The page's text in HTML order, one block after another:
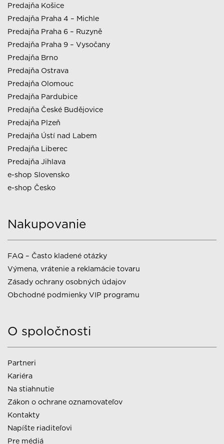
Predajňa Košice
Predajňa Praha 4 – Michle
Predajňa Praha 6 – Ruzyně
Predajňa Praha 9 – Vysočany
Predajňa Brno
Predajňa Ostrava
Predajňa Olomouc
Predajňa Pardubice
Predajňa České Budějovice
Predajňa Plzeň
Predajňa Ústí nad Labem
Predajňa Liberec
Predajňa Jihlava
e-shop Slovensko
e-shop Česko
Nakupovanie
FAQ – Často kladené otázky
Výmena, vrátenie a reklamácie tovaru
Zásady ochrany osobných údajov
Obchodné podmienky VIP programu
O spoločnosti
Partneri
Kariéra
Na stiahnutie
Zákon o ochrane oznamovateľov
Kontakty
Napíšte riaditeľovi
Pre médiá